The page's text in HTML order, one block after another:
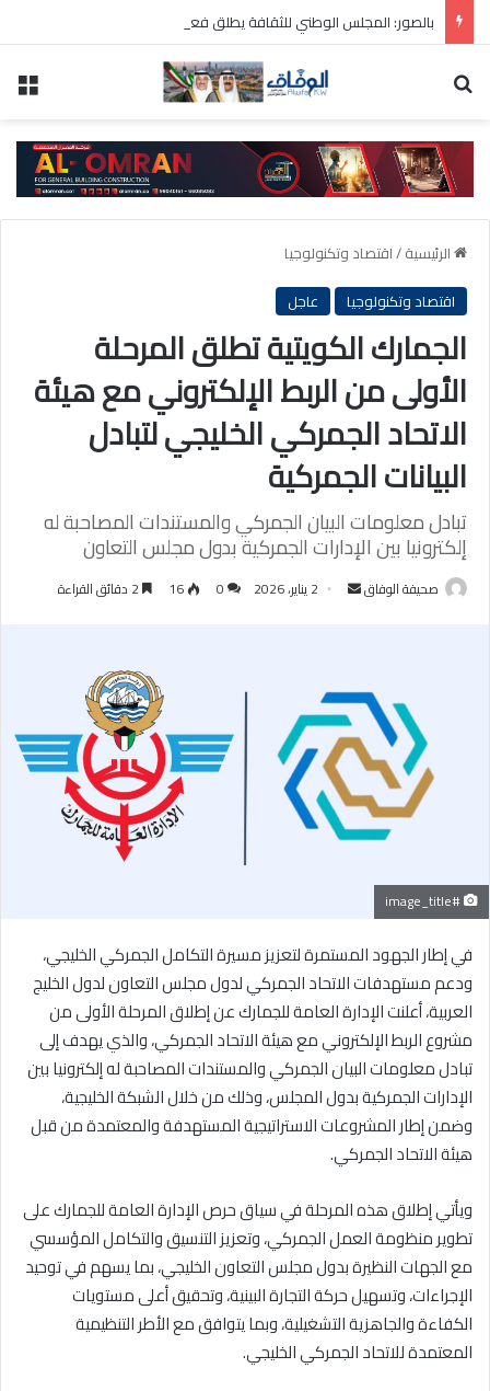
الرئيسية/اقتصاد وتكنولوجيا
اقتصاد وتكنولوجيا
عاجل
الجمارك الكويتية تطلق المرحلة
الأولى من الربط الإلكتروني مع هيئة
الاتحاد الجمركي الخليجي لتبادل
البيانات الجمركية
تبادل معلومات البيان الجمركي والمستندات المصاحبة له
إلكترونيا بين الإدارات الجمركية بدول مجلس التعاون
صحيفة الوفاق
أرسل 2 يناير، 2026 0
16
#image_title
في إطار الجهود المستمرة لتعزيز مسيرة التكامل الجمركي الخليجي،
ودعم مستهدفات الاتحاد الجمركي لدول مجلس التعاون لدول الخليج
العربية، أعلنت الإدارة العامة للجمارك عن إطلاق المرحلة الأولى من
مشروع الربط الإلكتروني مع هيئة الاتحاد الجمركي، والذي يهدف إلى
تبادل معلومات البيان الجمركي والمستندات المصاحبة له إلكترونيا بين
الإدارات الجمركية بدول المجلس، وذلك من خلال الشبكة الخليجية،
وضمن إطار المشروعات الاستراتيجية المستهدفة والمعتمدة من قبل
هيئة الاتحاد الجمركي.
ويأتي إطلاق هذه المرحلة في سياق حرص الإدارة العامة للجمارك على
تطوير منظومة العمل الجمركي، وتعزيز التنسيق والتكامل المؤسسي
مع الجهات النظيرة بدول مجلس التعاون الخليجي، بما يسهم في توحيد
الإجراءات، وتسهيل حركة التجارة البينية، وتحقيق أعلى مستويات
الكفاءة والجاهزية التشغيلية، وبما يتوافق مع الأطر التنظيمية
المعتمدة للاتحاد الجمركي الخليجي.